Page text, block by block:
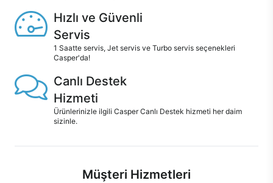
Hızlı ve Güvenli
Servis
1 Saatte servis, Jet servis ve Turbo servis seçenekleri
Casper'da!
Canlı Destek
Hizmeti
Ürünlerinizle ilgili Casper Canlı Destek hizmeti her daim
sizinle.
Müşteri Hizmetleri